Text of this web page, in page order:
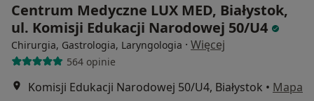
Centrum Medyczne LUX MED, Białystok,
ul. Komisji Edukacji Narodowej 50/U4
Chirurgia, Gastrologia, Laryngologia · Więcej
564 opinie
Komisji Edukacji Narodowej 50/U4, Białystok • Mapa